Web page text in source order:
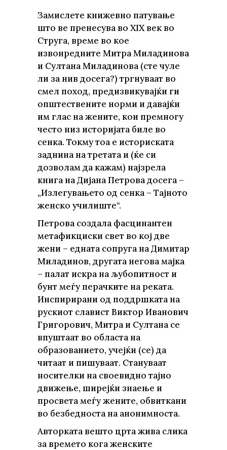
Замислете книжевно патување
што ве пренесува во XIX век во
Струга, време во кое
извонредните Митра Миладинова
и Султана Миладинова (сте чуле
ли за нив досега?) тргнуваат во
смел поход, предизвикувајќи ги
општествените норми и давајќи
им глас на жените, кои премногу
често низ историјата биле во
сенка. Токму тоа е историската
заднина на третата и (ќе си
дозволам да кажам) најзрела
книга на Дијана Петрова досега –
„Излегувањето од сенка – Тајното
женско училиште“.
Петрова создала фасцинантен
метафикциски свет во кој две
жени – едната сопруга на Димитар
Миладинов, другата негова мајка
– палат искра на љубопитност и
бунт меѓу перачките на реката.
Инспирирани од поддршката на
рускиот славист Виктор Иванович
Григорович, Митра и Султана се
впуштаат во областа на
образованието, учејќи (се) да
читаат и пишуваат. Стануваат
носителки на своевидно тајно
движење, ширејќи знаење и
просвета меѓу жените, обвиткани
во безбедноста на анонимноста.
Авторката вешто црта жива слика
за времето кога женските